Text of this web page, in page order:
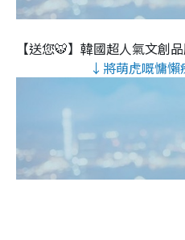
【送您🐯】韓國超人氣文創
↓將萌虎嘅慵懶